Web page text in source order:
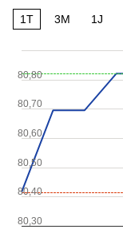
1T 3M 1J
80,40
80,60
80,80
80,30
80,50
80,70